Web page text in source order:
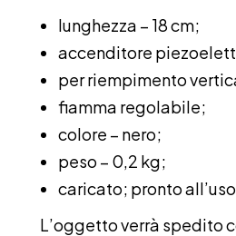
lunghezza – 18 cm;
accenditore
per riempimento
fiamma regolabile;
colore – nero;
peso – 0,2 kg;
caricato; pronto
L’oggetto verrà spedito